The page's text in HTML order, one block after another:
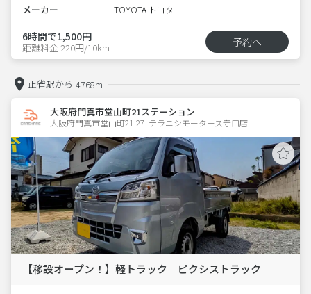
メーカー TOYOTA トヨタ
6時間で1,500円
距離料金 220円/10km 予約へ
正雀駅から 4768m
大阪府門真市堂山町21ステーション
大阪府門真市堂山町21-27  テラニシモータース守口店
【移設オープン！】軽トラック ピクシストラック